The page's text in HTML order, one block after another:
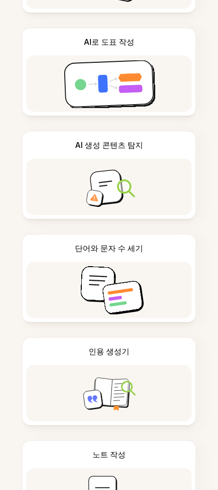
AI로 도표 작성
AI 생성 콘텐츠 탐지
단어와 문자 수 세기
인용 생성기
노트 작성